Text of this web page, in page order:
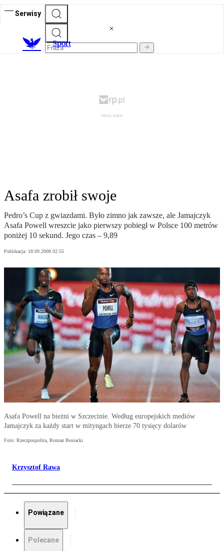
Serwisy
Sport
Asafa zrobił swoje
Pedro’s Cup z gwiazdami. Było zimno jak zawsze, ale Jamajczyk
Asafa Powell wreszcie jako pierwszy pobiegł w Polsce 100 metrów
poniżej 10 sekund. Jego czas – 9,89
Publikacja: 18.09.2008 02:55
Asafa Powell na bieżni w Szczecinie. Według europejskich mediów
Jamajczyk za każdy start w mityngach bierze 70 tysięcy dolarów
Foto: Rzeczpospolita, Roman Bosiacki
Krzysztof Rawa
Powiązane
Polecane